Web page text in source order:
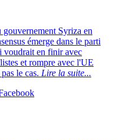
Syriza en
émerge dans le parti
voudrait en finir avec
et rompre avec l'UE
le cas. Lire la suite...